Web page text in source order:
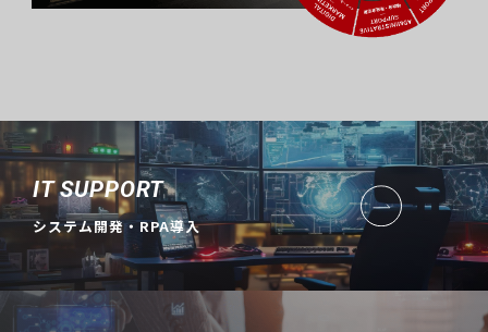
IT SUPPORT
システム開発・RPA導入